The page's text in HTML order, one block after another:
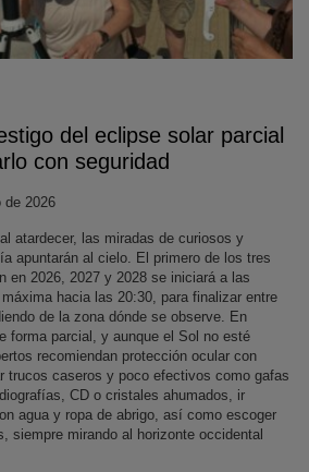
del eclipse solar parcial
con seguridad
de 2026
atardecer, las miradas de curiosos y
apuntarán al cielo. El primero de los tres
en 2026, 2027 y 2028 se iniciará a las
hacia las 20:30, para finalizar entre
de la zona dónde se observe. En
forma parcial, y aunque el Sol no esté
recomiendan protección ocular con
trucos caseros y poco efectivos como gafas
CD o cristales ahumados, ir
agua y ropa de abrigo, así como escoger
siempre mirando al horizonte occidental